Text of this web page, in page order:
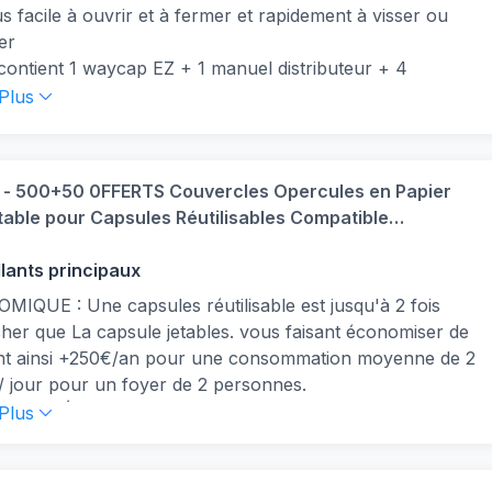
facile à ouvrir et à fermer et rapidement à visser ou
1 waycap EZ + 1 manuel distributeur + 4
interchangeables
avec : Mini, Essenza, lattissima, U, inissia, Pixie
citiz, expert, prodigio, maestria, creatista et ustensile
forfait comprend un distributeur pour vous aider à
la gousse sans perdre encore une once de café
- 500+50 0FFERTS Couvercles Opercules en Papier
pour Capsules Réutilisables Compatible
Original- Filtre à Extraction Optimale Écologique
facile à coller.
principaux
: Une capsules réutilisable est jusqu'à 2 fois
que La capsule jetables. vous faisant économiser de
ainsi +250€/an pour une consommation moyenne de 2
jour pour un foyer de 2 personnes.
MÉDAILLE D'OR : Ce produit innovant et breveté a